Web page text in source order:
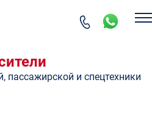
пассажирской и спецтехники